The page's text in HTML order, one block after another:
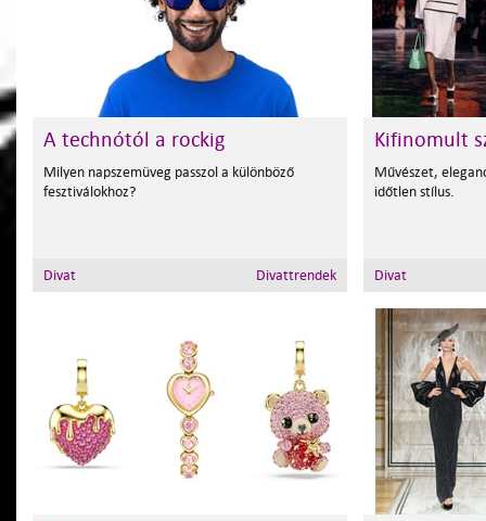
A technótól a rockig
Milyen napszemüveg passzol a különböző
fesztiválokhoz?
Divat Divattrendek
Kifinomult
Művészet,
időtlen stílus.
Divat